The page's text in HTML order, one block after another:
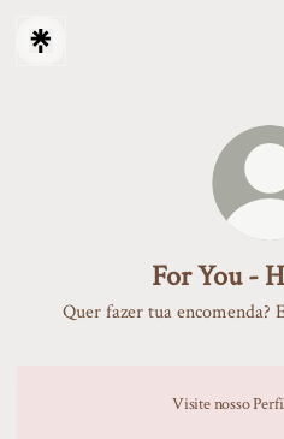
For You -
Quer fazer tua encomenda?
Visite nosso